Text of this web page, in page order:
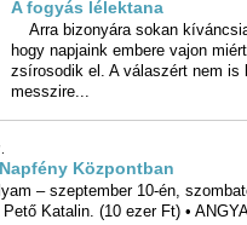
2011. június 2.
és Thai
HOGY A LELKED
BENNE! A testi-lelki harmónia
és...
BETO PEREZ – ZUMBA
PRÁGÁBAN
Beto Perez – Aki Zumbázik,
mit jelent ez a név. Beto Perez